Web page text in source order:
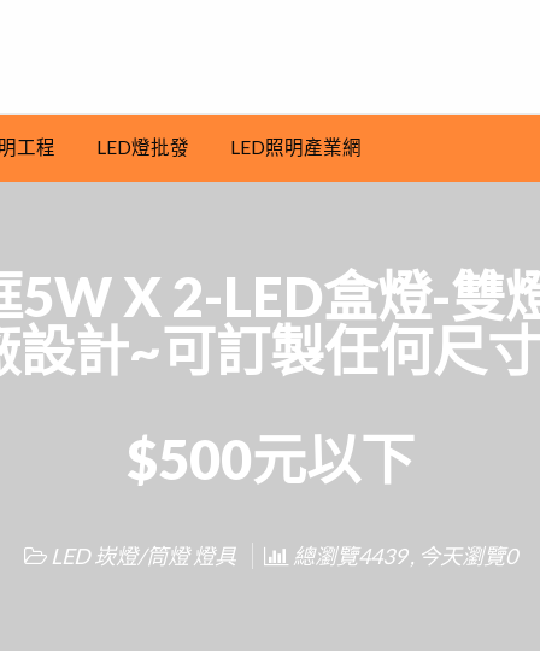
工程 LED燈批發 LED照明產業網
X 2-LED盒燈-雙
設計~可訂製任何尺
$500元以下
LED 崁燈/筒燈 燈具 總瀏覽4439 , 今天瀏覽0